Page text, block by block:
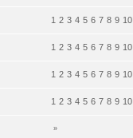
1 2 3 4 5 6 7 8 9 10
1 2 3 4 5 6 7 8 9 10
1 2 3 4 5 6 7 8 9 10
1 2 3 4 5 6 7 8 9 10
»